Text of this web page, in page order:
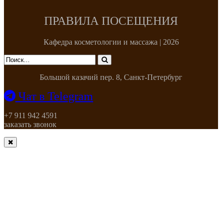
ПРАВИЛА ПОСЕЩЕНИЯ
Кафедра косметологии и массажа | 2026
Большой казачий пер. 8, Санкт-Петербург
Чат в Telegram
+7 911 942 4591
заказать звонок